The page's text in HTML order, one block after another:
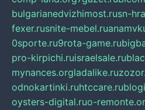
bulgarianedvizhimost.rusn-
fexer.rusnite-mebel.ru
0sporte.ru9rota-game.ru
pro-kirpichi.ruisraelsale.ru
mynances.orgladalike.ru
odnokartinki.ruhtccare.ru
oysters-digital.ruo-